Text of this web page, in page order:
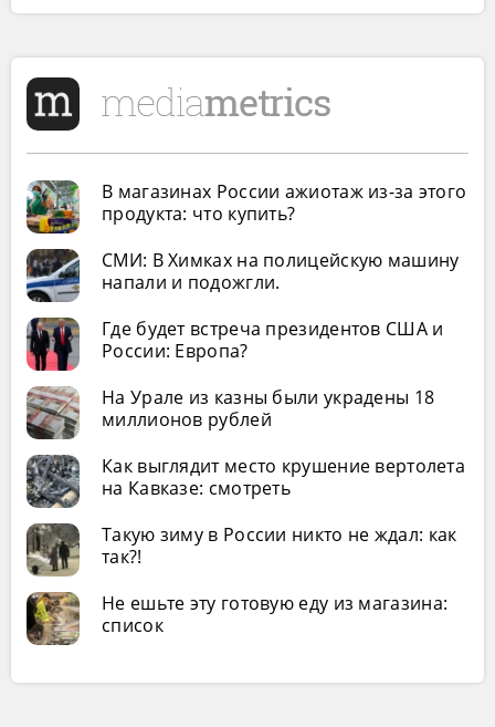
В магазинах России ажиотаж из-за этого
продукта: что купить?
СМИ: В Химках на полицейскую машину
напали и подожгли.
Где будет встреча президентов США и
России: Европа?
На Урале из казны были украдены 18
миллионов рублей
Как выглядит место крушение вертолета
на Кавказе: смотреть
Такую зиму в России никто не ждал: как
так?!
Не ешьте эту готовую еду из магазина:
список